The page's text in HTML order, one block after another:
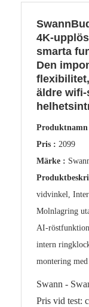
smarta
Den
äldre
Pris : 2099
Märke :
vidvinkel,
Molnlagring
intern
montering
Swann -
Pris vid test: